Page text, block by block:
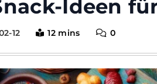
Ideen
12 12 mins 0